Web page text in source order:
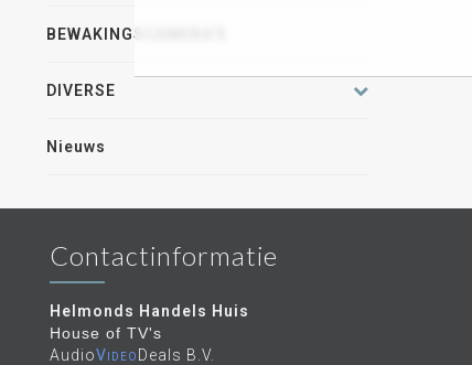
BEWAKINGSCAMERA'S
DIVERSE
Nieuws
Contactinformatie
Helmonds Handels Huis
House of TV's
AudioVideoDeals B.V.